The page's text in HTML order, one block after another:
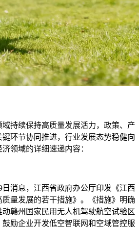
持续保持高质量发展活力，政策、产
环节协同推进，行业发展态势稳健向
领域的详细速递内容：
消息，江西省政府办公厅印发《江西
量发展的若干措施》。《措施》明确
赣州国家民用无人机驾驶航空试验区
励企业开发低空智联网和空域管控服